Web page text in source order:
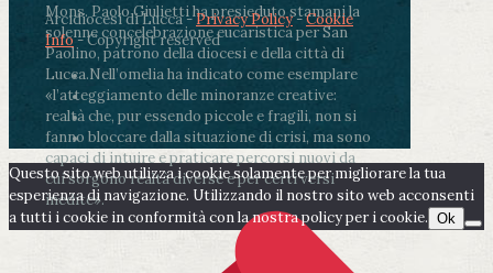
Mons. Paolo Giulietti ha presieduto stamani la
solenne concelebrazione eucaristica per San
Paolino, patrono della diocesi e della città di
Lucca.Nell’omelia ha indicato come esemplare
«l’atteggiamento delle minoranze creative:
realtà che, pur essendo piccole e fragili, non si
fanno bloccare dalla situazione di crisi, ma sono
capaci di intuire e praticare percorsi nuovi da
cui sorgono realtà diverse e per certi versi
inedite».
Arcidiocesi di Lucca -Privacy Policy-Cookie
Info- Copyright reserved
Questo sito web utilizza i cookie solamente per migliorare la tua
esperienza di navigazione. Utilizzando il nostro sito web acconsenti
a tutti i cookie in conformità con la nostra policy per i cookie. Ok